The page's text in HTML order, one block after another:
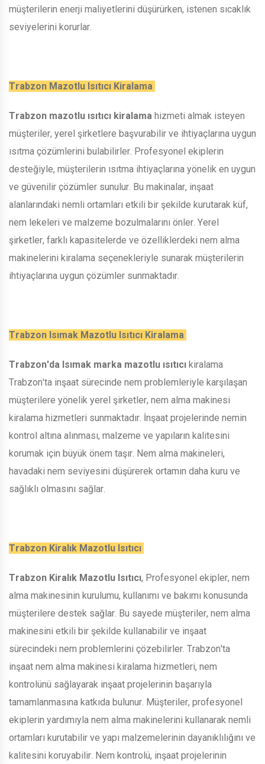
müşterilerin enerji maliyetlerini düşürürken, istenen sıcaklık
seviyelerini korurlar.
Trabzon Mazotlu Isıtıcı Kiralama
Trabzon mazotlu ısıtıcı kiralama hizmeti almak isteyen
müşteriler, yerel şirketlere başvurabilir ve ihtiyaçlarına uygun
ısıtma çözümlerini bulabilirler. Profesyonel ekiplerin
desteğiyle, müşterilerin ısıtma ihtiyaçlarına yönelik en uygun
ve güvenilir çözümler sunulur. Bu makinalar, inşaat
alanlarındaki nemli ortamları etkili bir şekilde kurutarak küf,
nem lekeleri ve malzeme bozulmalarını önler. Yerel
şirketler, farklı kapasitelerde ve özelliklerdeki nem alma
makinelerini kiralama seçenekleriyle sunarak müşterilerin
ihtiyaçlarına uygun çözümler sunmaktadır.
Trabzon Isımak Mazotlu Isıtıcı Kiralama
Trabzon'da Isımak marka mazotlu ısıtıcı kiralama
Trabzon'ta inşaat sürecinde nem problemleriyle karşılaşan
müşterilere yönelik yerel şirketler, nem alma makinesi
kiralama hizmetleri sunmaktadır. İnşaat projelerinde nemin
kontrol altına alınması, malzeme ve yapıların kalitesini
korumak için büyük önem taşır. Nem alma makineleri,
havadaki nem seviyesini düşürerek ortamın daha kuru ve
sağlıklı olmasını sağlar.
Trabzon Kiralık Mazotlu Isıtıcı
Trabzon Kiralık Mazotlu Isıtıcı, Profesyonel ekipler, nem
alma makinesinin kurulumu, kullanımı ve bakımı konusunda
müşterilere destek sağlar. Bu sayede müşteriler, nem alma
makinesini etkili bir şekilde kullanabilir ve inşaat
sürecindeki nem problemlerini çözebilirler. Trabzon'ta
inşaat nem alma makinesi kiralama hizmetleri, nem
kontrolünü sağlayarak inşaat projelerinin başarıyla
tamamlanmasına katkıda bulunur. Müşteriler, profesyonel
ekiplerin yardımıyla nem alma makinelerini kullanarak nemli
ortamları kurutabilir ve yapı malzemelerinin dayanıklılığını ve
kalitesini koruyabilir. Nem kontrolü, inşaat projelerinin